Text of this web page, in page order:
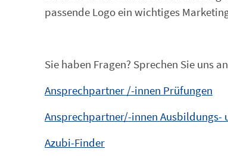
passende Logo ein wichtiges
Sie haben Fragen? Sprechen Sie uns
Ansprechpartner /-innen Prüfungen
Ansprechpartner/-innen
Azubi-Finder